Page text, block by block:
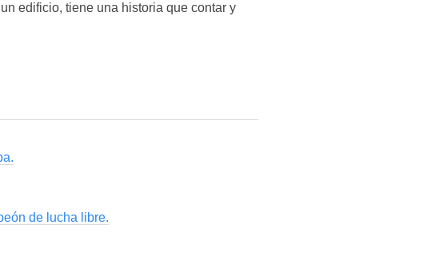
edificio, tiene una historia que contar y
de lucha libre.